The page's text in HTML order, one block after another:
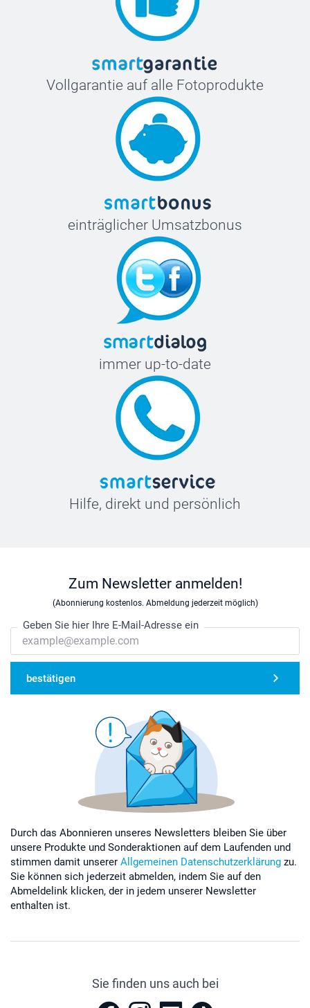
Vollgarantie auf alle Fotoprodukte
einträglicher Umsatzbonus
immer up-to-date
Hilfe, direkt und persönlich
Zum Newsletter anmelden!
(Abonnierung kostenlos. Abmeldung jederzeit möglich)
Geben Sie hier Ihre E-Mail-Adresse ein
bestätigen
Durch das Abonnieren unseres Newsletters bleiben Sie über
unsere Produkte und Sonderaktionen auf dem Laufenden und
stimmen damit unserer Allgemeinen Datenschutzerklärung zu.
Sie können sich jederzeit abmelden, indem Sie auf den
Abmeldelink klicken, der in jedem unserer Newsletter
enthalten ist.
Sie finden uns auch bei